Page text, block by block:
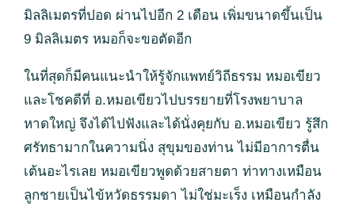
มิลลิเมตรที่ปอด ผ่านไปอีก 2 เดือน เพิ่มขนาดขึ้นเป็น
9 มิลลิเมตร หมอก็จะขอตัดอีก
ในที่สุดก็มีคนแนะนำให้รู้จักแพทย์วิถีธรรม หมอเขียว
และโชคดีที่ อ.หมอเขียวไปบรรยายที่โรงพยาบาล
หาดใหญ่ จึงได้ไปฟังและได้นั่งคุยกับ อ.หมอเขียว รู้สึก
ศรัทธามากในความนิ่ง สุขุมของท่าน ไม่มีอาการตื่น
เต้นอะไรเลย หมอเขียวพูดด้วยสายตา ท่าทางเหมือน
ลูกชายเป็นไข้หวัดธรรมดา ไม่ใช่มะเร็ง เหมือนกำลัง